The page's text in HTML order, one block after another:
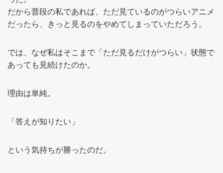
だから普段の私であれば、ただ見ているのがつらいアニメ
だったら、きっと見るのをやめてしまっていただろう。
では、なぜ私はそこまで「ただ見るだけがつらい」状態で
あっても見続けたのか。
理由は単純。
「答えが知りたい」
という気持ちが勝ったのだ。